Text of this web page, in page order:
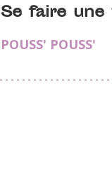
Se faire une
POUSS' POUSS'